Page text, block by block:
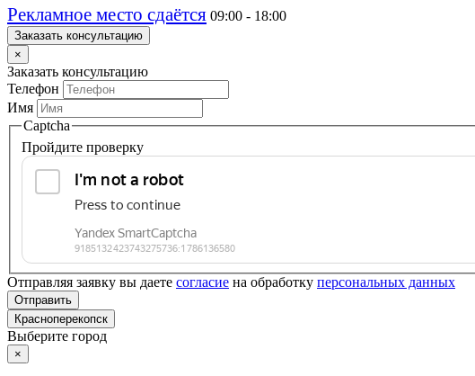
Рекламное место сдаётся 09:00 - 18:00
Заказать консультацию
×
Заказать консультацию
Телефон
Имя
Captcha
Пройдите проверку
Отправляя заявку вы даете согласие на обработку персональных данных
Отправить
Красноперекопск
Выберите город
×